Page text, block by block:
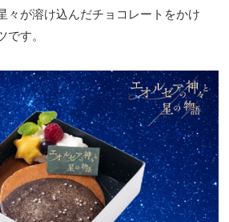
々が溶け込んだチョコレートをかけ
です。